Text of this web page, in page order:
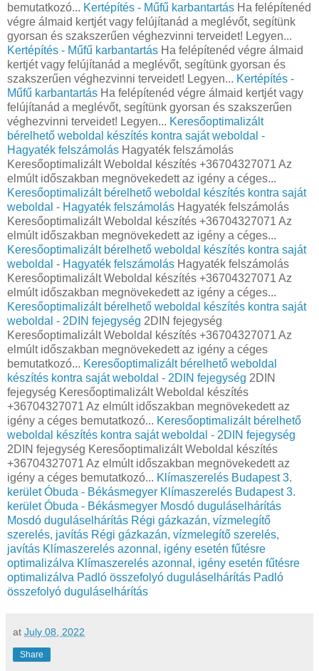
bemutatkozó... Kertépítés - Műfű karbantartás Ha felépítenéd
végre álmaid kertjét vagy felújítanád a meglévőt, segítünk
gyorsan és szakszerűen véghezvinni terveidet! Legyen...
Kertépítés - Műfű karbantartás Ha felépítenéd végre álmaid
kertjét vagy felújítanád a meglévőt, segítünk gyorsan és
szakszerűen véghezvinni terveidet! Legyen... Kertépítés -
Műfű karbantartás Ha felépítenéd végre álmaid kertjét vagy
felújítanád a meglévőt, segítünk gyorsan és szakszerűen
véghezvinni terveidet! Legyen... Keresőoptimalizált
bérelhető weboldal készítés kontra saját weboldal -
Hagyaték felszámolás Hagyaték felszámolás
Keresőoptimalizált Weboldal készítés +36704327071 Az
elmúlt időszakban megnövekedett az igény a céges...
Keresőoptimalizált bérelhető weboldal készítés kontra saját
weboldal - Hagyaték felszámolás Hagyaték felszámolás
Keresőoptimalizált Weboldal készítés +36704327071 Az
elmúlt időszakban megnövekedett az igény a céges...
Keresőoptimalizált bérelhető weboldal készítés kontra saját
weboldal - Hagyaték felszámolás Hagyaték felszámolás
Keresőoptimalizált Weboldal készítés +36704327071 Az
elmúlt időszakban megnövekedett az igény a céges...
Keresőoptimalizált bérelhető weboldal készítés kontra saját
weboldal - 2DIN fejegység 2DIN fejegység
Keresőoptimalizált Weboldal készítés +36704327071 Az
elmúlt időszakban megnövekedett az igény a céges
bemutatkozó... Keresőoptimalizált bérelhető weboldal
készítés kontra saját weboldal - 2DIN fejegység 2DIN
fejegység Keresőoptimalizált Weboldal készítés
+36704327071 Az elmúlt időszakban megnövekedett az
igény a céges bemutatkozó... Keresőoptimalizált bérelhető
weboldal készítés kontra saját weboldal - 2DIN fejegység
2DIN fejegység Keresőoptimalizált Weboldal készítés
+36704327071 Az elmúlt időszakban megnövekedett az
igény a céges bemutatkozó... Klímaszerelés Budapest 3.
kerület Óbuda - Békásmegyer Klímaszerelés Budapest 3.
kerület Óbuda - Békásmegyer Mosdó duguláselhárítás
Mosdó duguláselhárítás Régi gázkazán, vízmelegítő
szerelés, javítás Régi gázkazán, vízmelegítő szerelés,
javítás Klímaszerelés azonnal, igény esetén fűtésre
optimalizálva Klímaszerelés azonnal, igény esetén fűtésre
optimalizálva Padló összefolyó duguláselhárítás Padló
összefolyó duguláselhárítás
at July 08, 2022
Share